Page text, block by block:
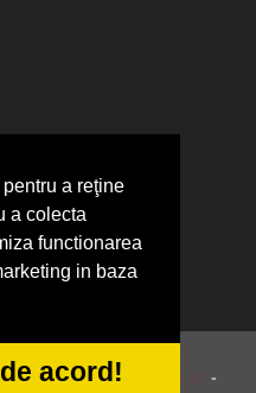
a reţine
a colecta
functionarea
in baza
acord!
&Tokaido Consult -